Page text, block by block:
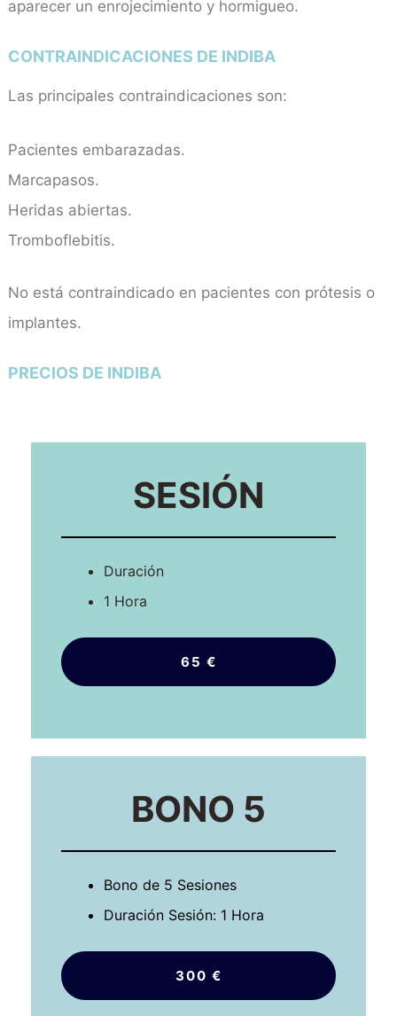
aparecer un enrojecimiento y hormigueo.
CONTRAINDICACIONES DE INDIBA
Las principales contraindicaciones son:
Pacientes embarazadas.
Marcapasos.
Heridas abiertas.
Tromboflebitis.
No está contraindicado en pacientes con prótesis o
implantes.
PRECIOS DE INDIBA
SESIÓN
Duración
1 Hora
65 €
BONO 5
Bono de 5 Sesiones
Duración Sesión: 1 Hora
300 €